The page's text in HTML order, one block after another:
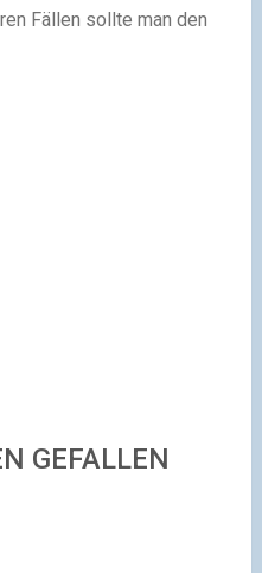
Fällen sollte man den
GEFALLEN